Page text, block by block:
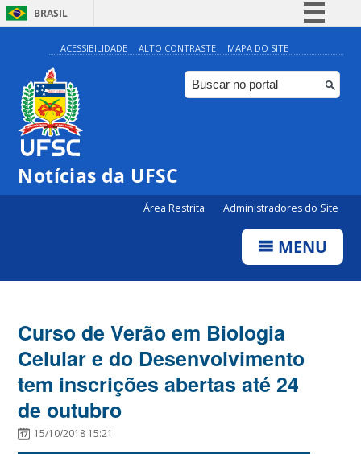
BRASIL
Simplifique!
Comunica BR
Participe
ACESSIBILIDADE ALTO CONTRASTE MAPA DO SITE
Notícias da UFSC
Área Restrita Administradores do Site
MENU
Curso de Verão em Biologia
Celular e do Desenvolvimento
tem inscrições abertas até 24
de outubro
15/10/2018 15:21